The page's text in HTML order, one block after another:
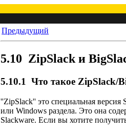
Предыдущий
5.10 ZipSlack и
5.10.1 Что такое ZipSlack/
''ZipSlack'' это специальная версия
или Windows раздела. Это она
Slackware. Если вы хотите